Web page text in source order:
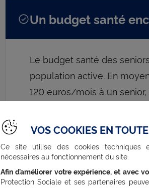
Un budget santé
Le budget santé des
population active. En
120 euros/mois à un
carrière. Sans compter les
frais exceptionnels .
VOS COOKIES EN
Ce site utilise des cookies techniques
nécessaires au fonctionnement du site.
Afin d’améliorer votre expérience, et avec
Protection Sociale et ses partenaires